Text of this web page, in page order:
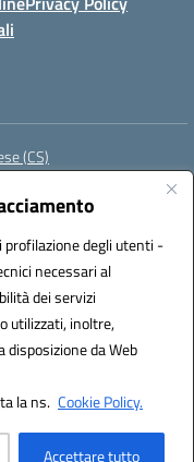
degli utenti -
necessari al
dei servizi
utilizzati, inoltre,
da Web
la ns. Cookie Policy.
Accettare tutto
(CS)
(IPA): istsc_csic878003
S.r.l.
Italia